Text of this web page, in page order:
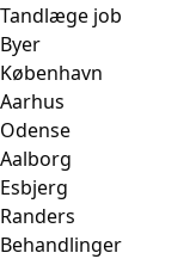
Tandlæge job
Byer
København
Aarhus
Odense
Aalborg
Esbjerg
Randers
Behandlinger